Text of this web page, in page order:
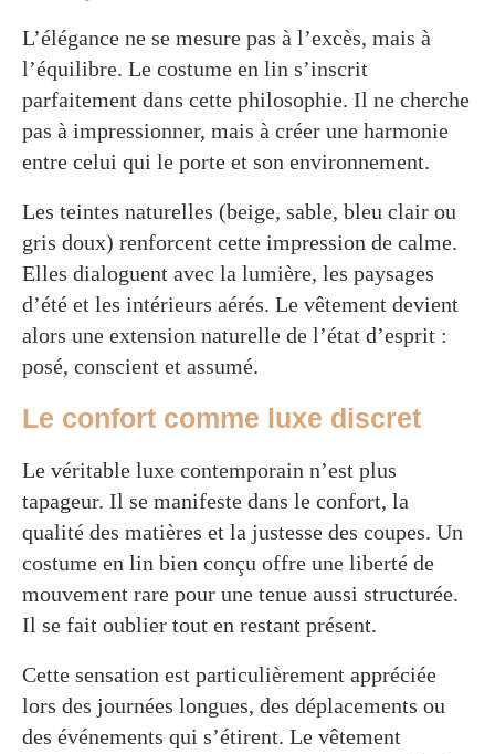
L’élégance ne se mesure pas à l’excès, mais à
l’équilibre. Le costume en lin s’inscrit
parfaitement dans cette philosophie. Il ne cherche
pas à impressionner, mais à créer une harmonie
entre celui qui le porte et son environnement.
Les teintes naturelles (beige, sable, bleu clair ou
gris doux) renforcent cette impression de calme.
Elles dialoguent avec la lumière, les paysages
d’été et les intérieurs aérés. Le vêtement devient
alors une extension naturelle de l’état d’esprit :
posé, conscient et assumé.
Le confort comme luxe discret
Le véritable luxe contemporain n’est plus
tapageur. Il se manifeste dans le confort, la
qualité des matières et la justesse des coupes. Un
costume en lin bien conçu offre une liberté de
mouvement rare pour une tenue aussi structurée.
Il se fait oublier tout en restant présent.
Cette sensation est particulièrement appréciée
lors des journées longues, des déplacements ou
des événements qui s’étirent. Le vêtement